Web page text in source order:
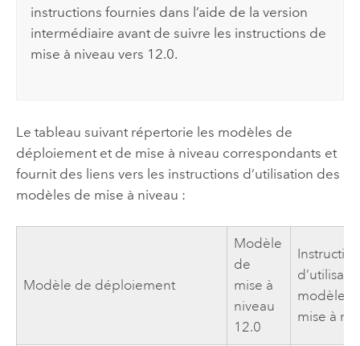
instructions fournies dans l’aide de la version
intermédiaire avant de suivre les instructions de
mise à niveau vers 12.0.
Le tableau suivant répertorie les modèles de
déploiement et de mise à niveau correspondants et
fournit des liens vers les instructions d’utilisation des
modèles de mise à niveau :
Modèle de déploiement
Modèle
de
mise à
niveau
12.0
modèle
mise à